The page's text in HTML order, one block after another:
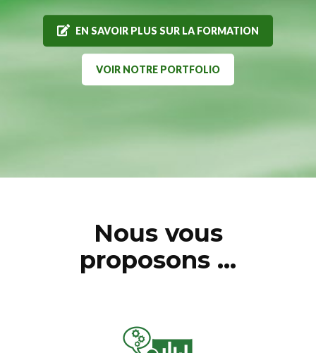
EN SAVOIR PLUS SUR LA FORMATION
VOIR NOTRE PORTFOLIO
Nous vous
proposons …